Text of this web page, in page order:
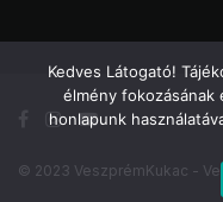
© 2023 VeszprémKukac -
Kedves Látogató!
élmény fokozásának
honlapunk